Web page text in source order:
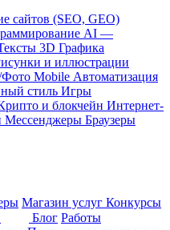
сайтов (SEO, GEO)
AI —
3D Графика
и иллюстрации
Фото Mobile Автоматизация
стиль Игры
и блокчейн Интернет-
Мессенджеры Браузеры
Магазин услуг Конкурсы
Блог Работы